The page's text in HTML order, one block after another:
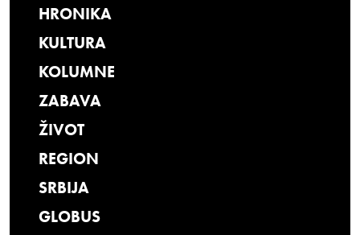
HRONIKA
KULTURA
KOLUMNE
ZABAVA
ŽIVOT
REGION
SRBIJA
GLOBUS